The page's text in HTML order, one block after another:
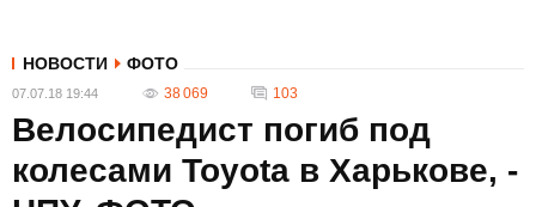
НОВОСТИ ФОТО
07.07.18 19:44 38 069 103
Велосипедист погиб под
колесами Toyota в Харькове, -